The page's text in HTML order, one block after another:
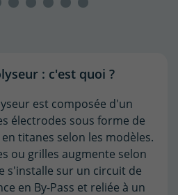
: c'est quoi ?
est composée d'un
électrodes sous forme de
titanes selon les modèles.
ou grilles augmente selon
s'installe sur un circuit de
en By-Pass et reliée à un